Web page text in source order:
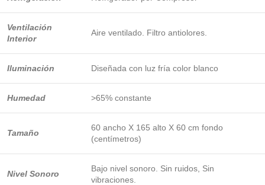
Ventilación
Interior
Aire ventilado. Filtro antiolores.
Iluminación Diseñada con luz fría color blanco
Humedad >65% constante
Tamaño
60 ancho X 165 alto X 60 cm fondo
(centímetros)
Nivel Sonoro
Bajo nivel sonoro. Sin ruidos, Sin
vibraciones.